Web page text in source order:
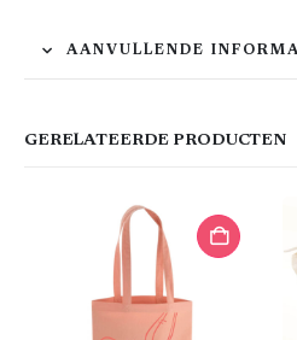
AANVULLENDE
GERELATEERDE PRODUCTEN